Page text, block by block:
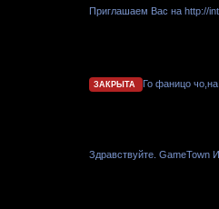
Приглашаем Вас на http://
ЗАКРЫТА Го фаницо
Здравствуйте. GameTown